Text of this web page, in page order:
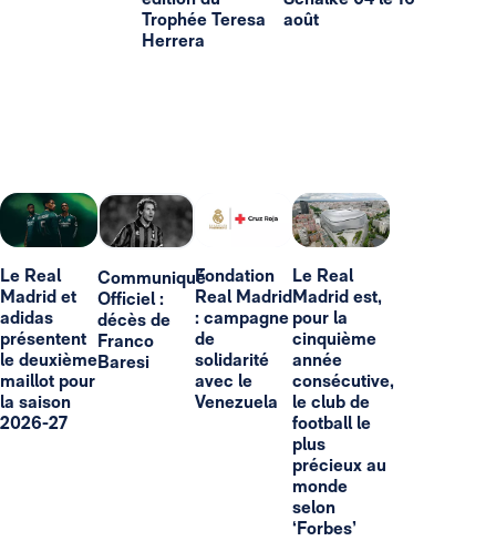
Trophée Teresa
Herrera
août
Le Real
Madrid et
adidas
présentent
le deuxième
maillot pour
la saison
2026-27
Communiqué
Officiel :
décès de
Franco
Baresi
Fondation
Real Madrid
: campagne
de
solidarité
avec le
Venezuela
Le Real
Madrid est,
pour la
cinquième
année
consécutive,
le club de
football le
plus
précieux au
monde
selon
‘Forbes’